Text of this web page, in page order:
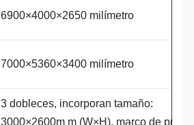
6900×4000×2650 milímetro
7000×5360×3400 milímetro
3 dobleces, incorporan tamaño:
3000×2600m m (W×H), marco de puerta